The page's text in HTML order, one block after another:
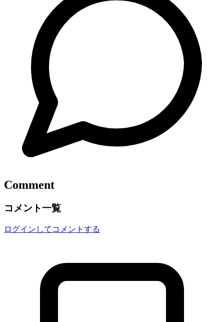
Comment
コメント一覧
ログインしてコメントする